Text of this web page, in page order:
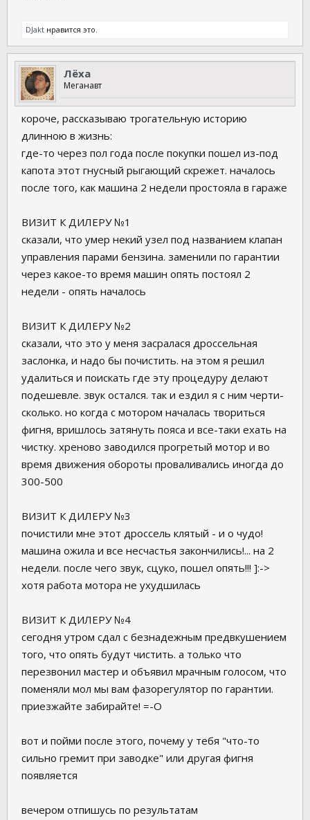
DJakt нравится это.
Лёха
Меганавт
короче, рассказываю трогательную историю
длинною в жизнь:
где-то через пол года после покупки пошел из-под
капота этот гнусный рыгающий скрежет. началось
после того, как машина 2 недели простояла в гараже
ВИЗИТ К ДИЛЕРУ №1
сказали, что умер некий узел под названием клапан
управления парами бензина. заменили по гарантии
через какое-то время машин опять постоял 2
недели - опять началось
ВИЗИТ К ДИЛЕРУ №2
сказали, что это у меня засралася дроссельная
заслонка, и надо бы почистить. на этом я решил
удалиться и поискать где эту процедуру делают
подешевле. звук остался. так и ездил я с ним черти-
сколько. но когда с мотором началась твориться
фигня, вришлось затянуть пояса и все-таки ехать на
чистку. хреново заводился прогретый мотор и во
время движения обороты проваливались иногда до
300-500
ВИЗИТ К ДИЛЕРУ №3
почистили мне этот дроссель клятый - и о чудо!
машина ожила и все несчастья закончились!... на 2
недели. после чего звук, сцуко, пошел опять!!! ]:->
хотя работа мотора не ухудшилась
ВИЗИТ К ДИЛЕРУ №4
сегодня утром сдал с безнадежным предвкушением
того, что опять будут чистить. а только что
перезвонил мастер и объявил мрачным голосом, что
поменяли мол мы вам фазорегулятор по гарантии.
приезжайте забирайте! =-O
вот и пойми после этого, почему у тебя "что-то
сильно гремит при заводке" или другая фигня
появляется
вечером отпишусь по результатам